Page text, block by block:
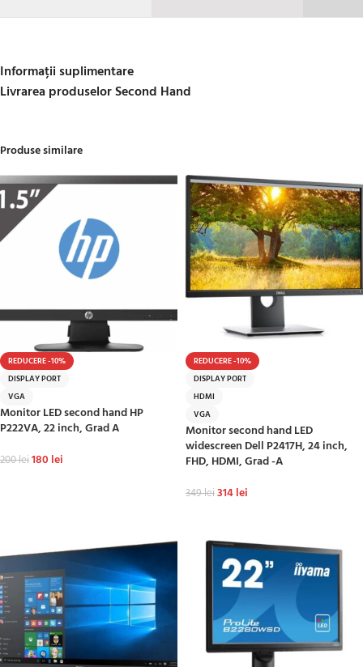
Informații suplimentare
Livrarea produselor Second Hand
Produse similare
REDUCERE -10%
DISPLAY PORT
VGA
Monitor LED second hand HP
P222VA, 22 inch, Grad A
200lei180 lei
REDUCERE -10%
DISPLAY PORT
HDMI
VGA
Monitor second hand LED
widescreen Dell P2417H, 24 inch,
FHD, HDMI, Grad -A
349lei314lei